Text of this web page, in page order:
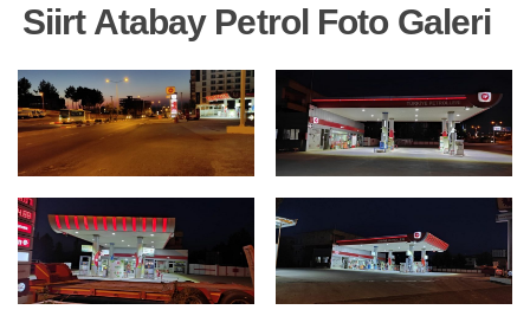
Siirt Atabay Petrol Foto Galeri